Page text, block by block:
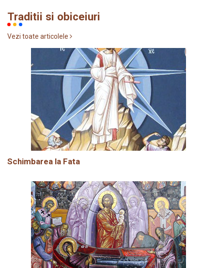
Traditii si obiceiuri
Vezi toate articolele
Schimbarea la Fata